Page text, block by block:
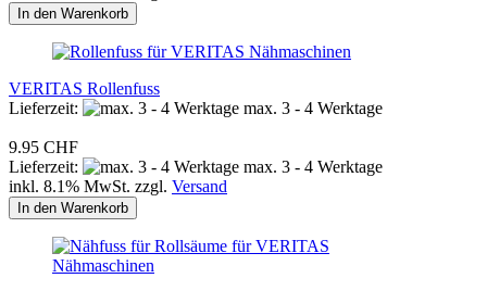
In den Warenkorb
VERITAS Rollenfuss
Lieferzeit:
max. 3 - 4 Werktage
9.95 CHF
Lieferzeit:
max. 3 - 4 Werktage
inkl. 8.1% MwSt. zzgl. Versand
In den Warenkorb